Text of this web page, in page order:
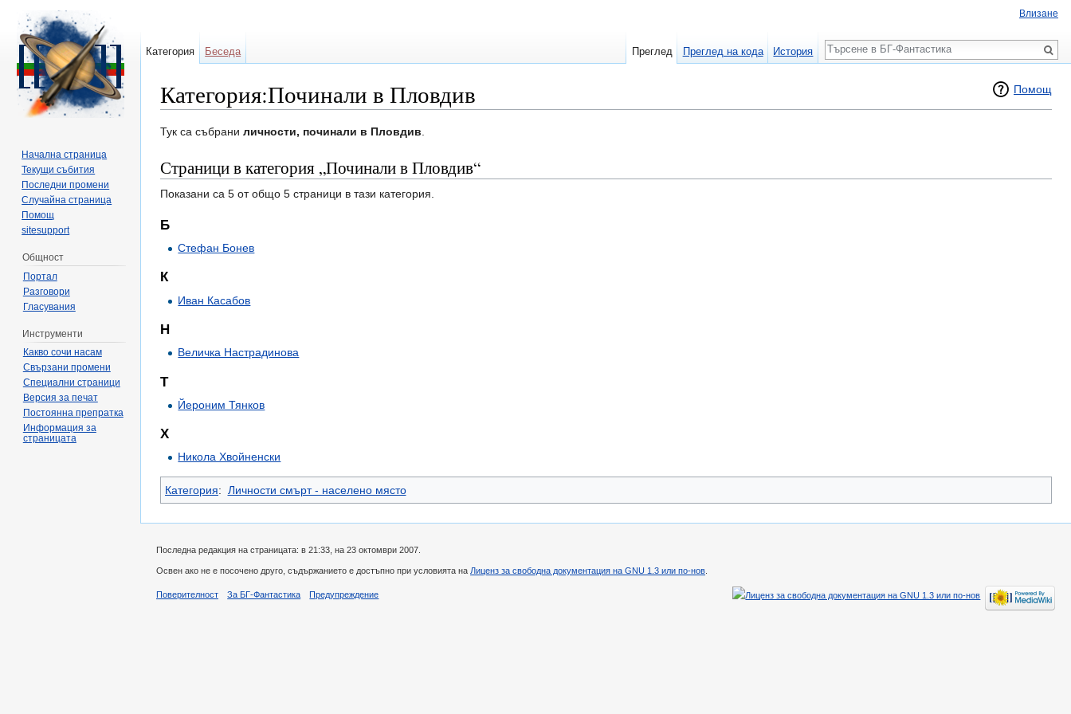
Помощ
Категория:Починали в Пловдив
Тук са събрани личности, починали в Пловдив.
Страници в категория „Починали в Пловдив“
Показани са 5 от общо 5 страници в тази категория.
Б
Стефан Бонев
К
Иван Касабов
Н
Величка Настрадинова
Т
Йероним Тянков
Х
Никола Хвойненски
Категория: Личности смърт - населено място
Влизане
Категория Беседа Преглед Преглед на кода История
Търсене
Начална страница
Текущи събития
Последни промени
Случайна страница
Помощ
sitesupport
Общност
Портал
Разговори
Гласувания
Инструменти
Какво сочи насам
Свързани промени
Специални страници
Версия за печат
Постоянна препратка
Информация за
страницата
Последна редакция на страницата: в 21:33, на 23 октомври 2007.
Освен ако не е посочено друго, съдържанието е достъпно при условията на Лиценз за свободна документация на GNU 1.3 или по-нов
Поверителност За БГ-Фантастика Предупреждение